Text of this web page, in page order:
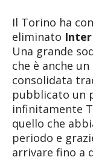
Il Torino ha
eliminato Inter
Una grande
che è anche
consolidata
pubblicato un
infinitamente
quello che
periodo e
arrivare fino a